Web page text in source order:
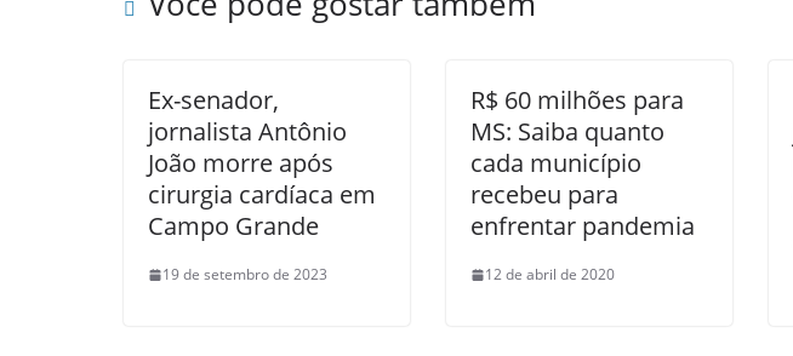
Ex-senador,
jornalista Antônio
João morre após
cirurgia cardíaca em
Campo Grande
19 de setembro de 2023
R$ 60 milhões para
MS: Saiba quanto
cada município
recebeu para
enfrentar pandemia
12 de abril de 2020